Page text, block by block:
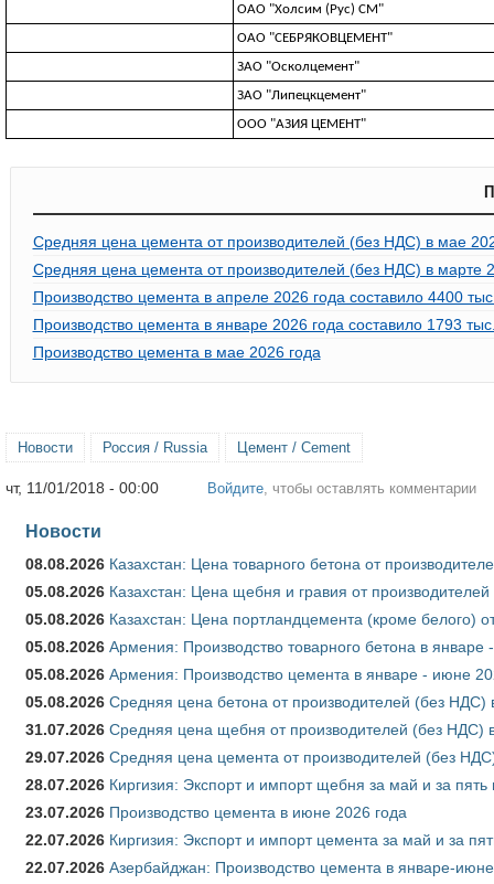
ОАО "Холсим (Рус) СМ"
ОАО "СЕБРЯКОВЦЕМЕНТ"
ЗАО "Осколцемент"
ЗАО "Липецкцемент"
ООО "АЗИЯ ЦЕМЕНТ"
Средняя цена цемента от производителей (без НДС) в мае
Средняя цена цемента от производителей (без НДС) в марте
Производство цемента в апреле 2026 года составило 4400
Производство цемента в январе 2026 года составило 1793
Производство цемента в мае 2026 года
Новости Россия / Russia Цемент / Cement
чт, 11/01/2018 - 00:00 Войдите , чтобы оставлять комментарии
Новости
08.08.2026 Казахстан: Цена товарного бетона от
05.08.2026 Казахстан: Цена щебня и гравия от
05.08.2026 Казахстан: Цена портландцемента (кроме белого)
05.08.2026 Армения: Производство товарного бетона в январе
05.08.2026 Армения: Производство цемента в январе - июне
05.08.2026 Средняя цена бетона от производителей (без НДС)
31.07.2026 Средняя цена щебня от производителей (без НДС)
29.07.2026 Средняя цена цемента от производителей (без
28.07.2026 Киргизия: Экспорт и импорт щебня за май и за
23.07.2026 Производство цемента в июне 2026 года
22.07.2026 Киргизия: Экспорт и импорт цемента за май и за
22.07.2026 Азербайджан: Производство цемента в январе-